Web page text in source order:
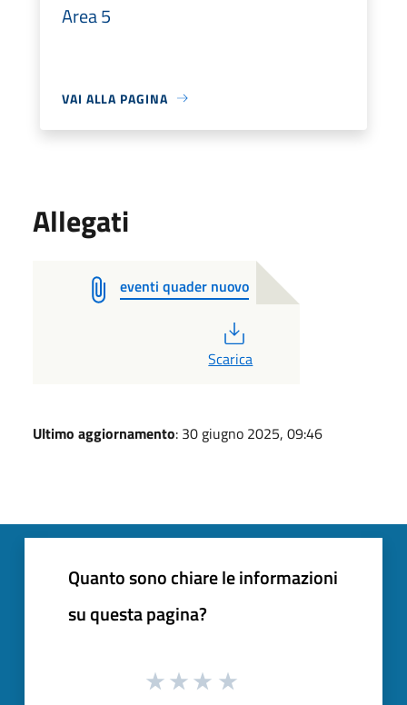
Area 5
VAI ALLA PAGINA
Allegati
eventi quader nuovo
Scarica
Ultimo aggiornamento: 30 giugno 2025, 09:46
Quanto sono chiare le informazioni
su questa pagina?